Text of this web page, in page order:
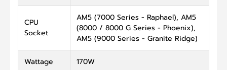
CPU
Socket
AM5 (7000 Series - Raphael), AM5
(8000 / 8000 G Series - Phoenix),
AM5 (9000 Series - Granite Ridge)
Wattage 170W